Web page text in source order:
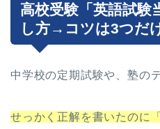
高校受験「英語試験
し方→コツは3つだ
中学校の定期試験や、塾の
せっかく正解を書いたのに